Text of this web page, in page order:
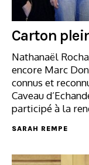
Carton
Nathanaël
encore Marc
connus et
Caveau
participé à la
SARAH REMPE